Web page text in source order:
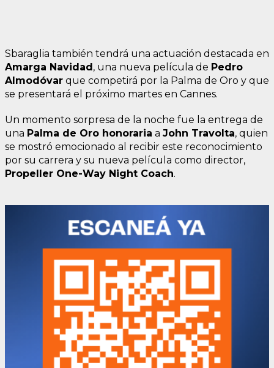
Sbaraglia también tendrá una actuación destacada en
Amarga Navidad, una nueva película de Pedro
Almodóvar que competirá por la Palma de Oro y que
se presentará el próximo martes en Cannes.
Un momento sorpresa de la noche fue la entrega de
una Palma de Oro honoraria a John Travolta, quien
se mostró emocionado al recibir este reconocimiento
por su carrera y su nueva película como director,
Propeller One-Way Night Coach.